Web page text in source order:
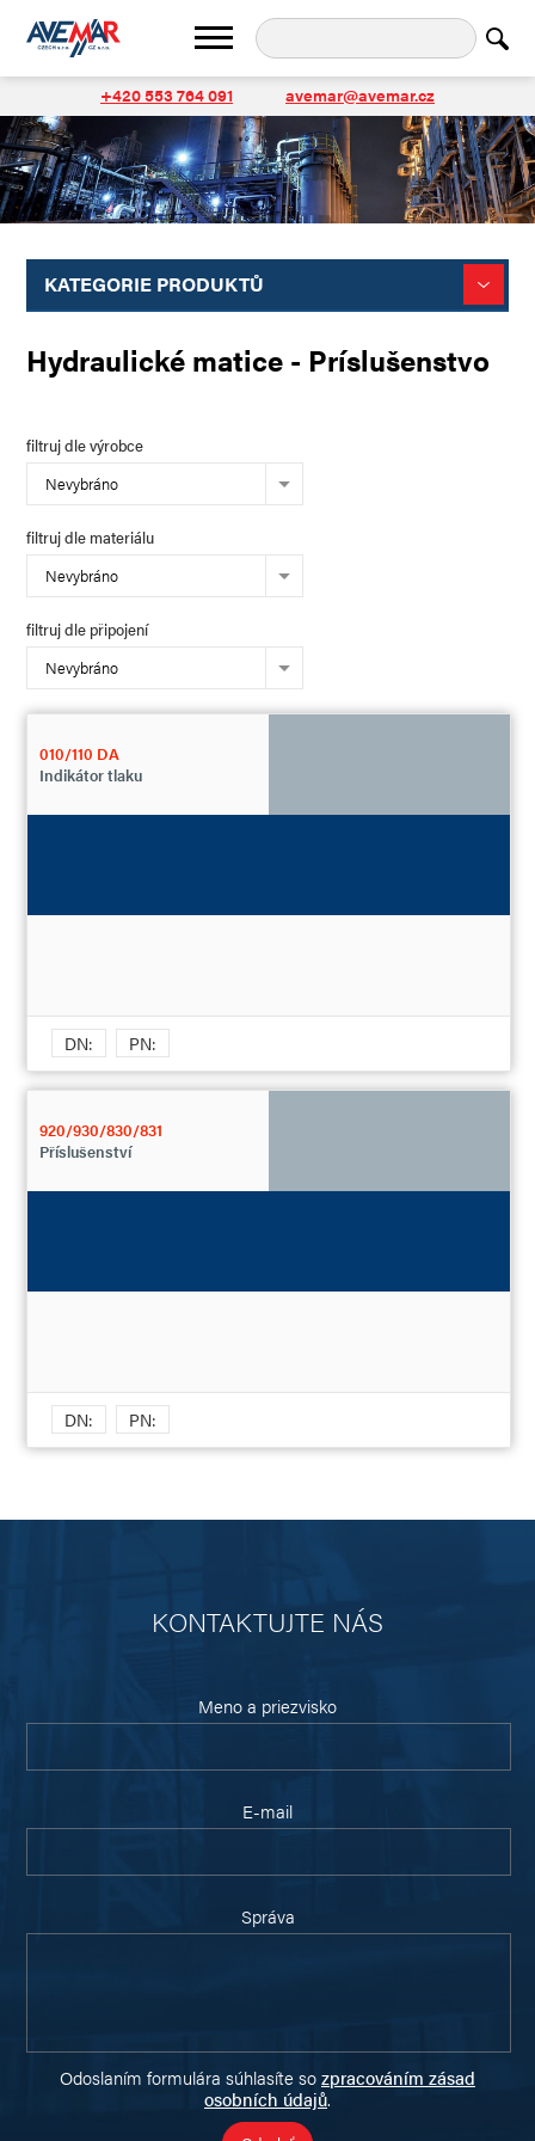
+420 553 764 091 avemar@avemar.cz
KATEGORIE PRODUKTŮ
Hydraulické matice - Príslušenstvo
filtruj dle výrobce
Nevybráno
filtruj dle materiálu
Nevybráno
filtruj dle připojení
Nevybráno
010/110 DA
Indikátor tlaku
DN: PN:
920/930/830/831
Příslušenství
DN: PN:
KONTAKTUJTE NÁS
Meno a priezvisko
E-mail
Správa
Odoslaním formulára súhlasíte sozpracováním zásad
osobních údajů.